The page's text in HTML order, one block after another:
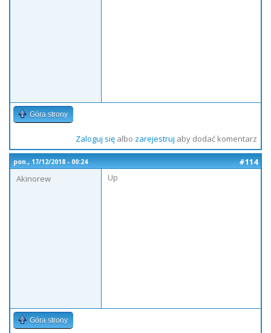
Góra strony
Zaloguj sięalbo zarejestruj aby dodać komentarz
pon., 17/12/2018 - 00:24
#114
Akinorew
Up
Góra strony